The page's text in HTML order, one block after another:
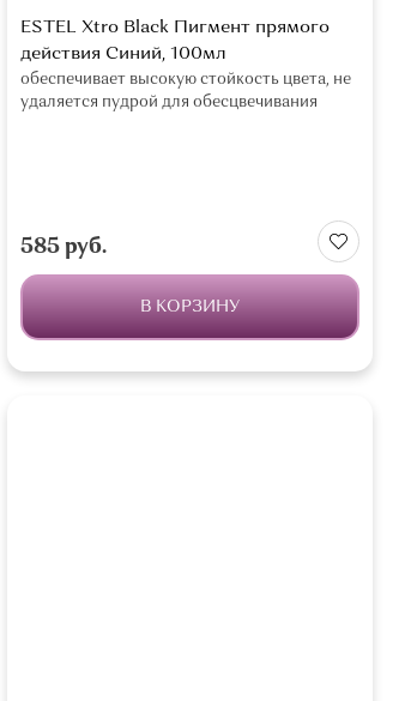
ESTEL Xtro Black Пигмент прямого
действия Синий, 100мл
обеспечивает высокую стойкость цвета, не
удаляется пудрой для обесцвечивания
585 руб.
В КОРЗИНУ